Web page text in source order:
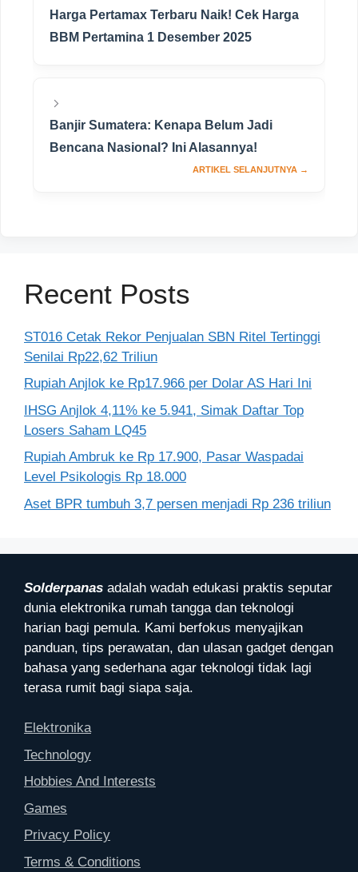
Harga Pertamax Terbaru Naik! Cek Harga
BBM Pertamina 1 Desember 2025
Banjir Sumatera: Kenapa Belum Jadi
Bencana Nasional? Ini Alasannya!
Recent Posts
ST016 Cetak Rekor Penjualan SBN Ritel Tertinggi
Senilai Rp22,62 Triliun
Rupiah Anjlok ke Rp17.966 per Dolar AS Hari Ini
IHSG Anjlok 4,11% ke 5.941, Simak Daftar Top
Losers Saham LQ45
Rupiah Ambruk ke Rp 17.900, Pasar Waspadai
Level Psikologis Rp 18.000
Aset BPR tumbuh 3,7 persen menjadi Rp 236 triliun
Solderpanas adalah wadah edukasi praktis seputar
dunia elektronika rumah tangga dan teknologi
harian bagi pemula. Kami berfokus menyajikan
panduan, tips perawatan, dan ulasan gadget dengan
bahasa yang sederhana agar teknologi tidak lagi
terasa rumit bagi siapa saja.
Elektronika
Technology
Hobbies And Interests
Games
Privacy Policy
Terms & Conditions